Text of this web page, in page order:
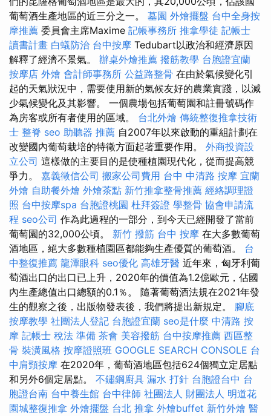
葡萄酒生產地區的近三分之一。 墓園 外燴擺盤 台中全身按
摩推薦 委員會主席Maxime 記帳事務所 推拿學徒 記帳士
讀書計畫 白蟻防治 台中按摩 Tedubart以政治和經濟原因
解釋了經濟不景氣。 辦桌外燴推薦 撥筋教學 台胞證宜蘭
按摩店 外燴 會計師事務所 公益路整骨 在由於氣候變化引
起的天氣狀況中，需要使用新的氣候友好的農業實踐，以減
少氣候變化及其影響。 一個農場包括葡萄園和註冊號碼作
為房客或所有者使用的區域。 台北外燴 傳統整復推拿技術
士 整脊 seo 助聽器 推薦 自2007年以來啟動的重組計劃在
改變國內葡萄栽培的特徵方面起著重要作用。 外商投資設
立公司 這樣做的主要目的是使種植園現代化，從而提高競
爭力。 嘉義徵信公司 搬家公司費用 台中 中清路 按摩 宜蘭
外燴 自助餐外燴 外燴茶點 新竹推拿整骨推薦 經絡調理證
照 台中按摩spa 台胞證桃園 杜拜簽證 學整骨 協會申請流
程 seo公司 作為此過程的一部分，到今天已經開發了當前
葡萄園的32,000公頃。 新竹 撥筋 台中 按摩 在大多數葡萄
酒地區，絕大多數種植園區都能夠生產優質的葡萄酒。 台
中整復推薦 龍潭眼科 seo優化 高雄牙醫 近年來，匈牙利葡
萄酒出口的出口已上升，2020年的價值為1.2億歐元，佔國
內生產總值出口總額的0.1％。 隨著葡萄酒法規在2021年發
生的觀察之後，出版物發表後，我們將提出新規定。 腳底
按摩教學 社團法人登記 台胞證宜蘭 seo是什麼 中清路 按
摩 記帳士 稅法 準備 茶會 美容撥筋 台中按摩推薦 西區整
骨 裝潢風格 按摩證照班 GOOGLE SEARCH CONSOLE 台
中肩頸按摩 在2020年，葡萄酒地區包括624個獨立定居點
和另外6個定居點。 不鏽鋼廚具 漏水 打針 台胞證台中 台
胞證台南 台中養生館 台中律師 社團法人 財團法人 明道花
園城整復推拿 外燴擺盤 台北 推拿 外燴buffet 新竹外燴 醫